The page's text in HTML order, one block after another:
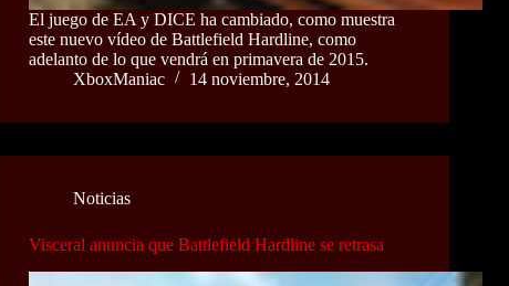
El juego de EA y DICE ha cambiado, como muestra
este nuevo vídeo de Battlefield Hardline, como
adelanto de lo que vendrá en primavera de 2015.
XboxManiac
14 noviembre, 2014
Noticias
Visceral anuncia que Battlefield Hardline se retrasa